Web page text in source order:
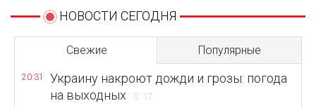
НОВОСТИ СЕГОДНЯ
Свежие Популярные
20:31
Украину накроют дожди и грозы: погода
на выходных
17